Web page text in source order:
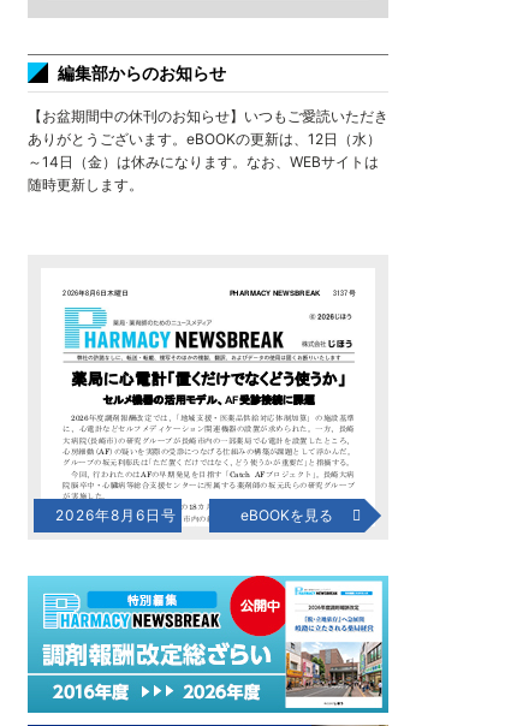
編集部からのお知らせ
【お盆期間中の休刊のお知らせ】いつもご愛読いただき
ありがとうございます。eBOOKの更新は、12日（水）
～14日（金）は休みになります。なお、WEBサイトは
随時更新します。
2026年8月6日号 eBOOKを見る